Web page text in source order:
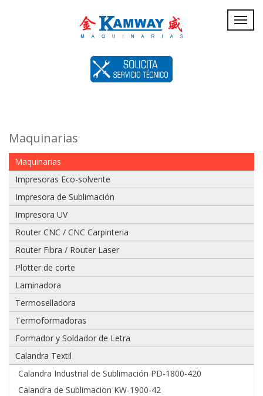
Adjuntar
imagen
de
factura,
guía
o
boleta:
Maquinarias
Maquinarias
Impresoras Eco-solvente
Impresora de Sublimación
Impresora UV
Router CNC / CNC Carpinteria
Router Fibra / Router Laser
Plotter de corte
Laminadora
Termoselladora
Termoformadoras
Formador y Soldador de Letra
Calandra Textil
Calandra Industrial de Sublimación PD-1800-420
Calandra de Sublimacion KW-1900-42